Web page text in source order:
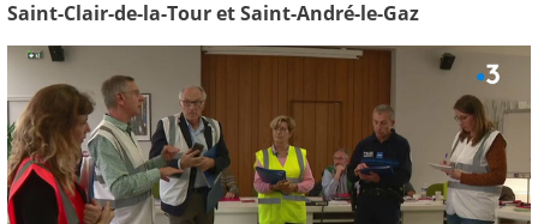
Saint-Clair-de-la-Tour et Saint-André-le-Gaz